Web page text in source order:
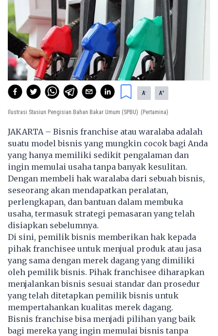
A- A+
Ilustrasi Stasiun Pengisian Bahan Bakar Umum (SPBU) (Pertamina)
JAKARTA – Bisnis franchise atau waralaba adalah
suatu model bisnis yang mungkin cocok bagi Anda
yang hanya memiliki sedikit pengalaman dan
ingin memulai usaha tanpa banyak kesulitan.
Dengan membeli hak waralaba dari sebuah bisnis,
seseorang akan mendapatkan peralatan,
perlengkapan, dan bantuan dalam membuka
usaha, termasuk strategi pemasaran yang telah
disiapkan sebelumnya.
Di sini, pemilik bisnis memberikan hak kepada
pihak franchisee untuk menjual produk atau jasa
yang sama dengan merek dagang yang dimiliki
oleh pemilik bisnis. Pihak franchisee diharapkan
menjalankan bisnis sesuai standar dan prosedur
yang telah ditetapkan pemilik bisnis untuk
mempertahankan kualitas merek dagang.
Bisnis franchise bisa menjadi pilihan yang baik
bagi mereka yang ingin memulai bisnis tanpa